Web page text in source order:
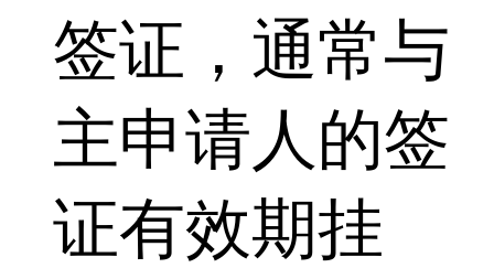
签证，通常与
主申请人的签
证有效期挂